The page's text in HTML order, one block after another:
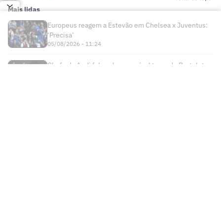
Tironi no Lance!: Corinthians eliminado
preocupa dentro e fora de campo
Entenda o peso da queda na Copa do
Brasil para as finanças do Fluminense